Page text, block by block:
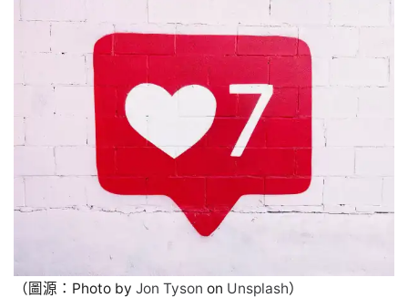
（圖源：Photo by Jon Tyson on Unsplash）